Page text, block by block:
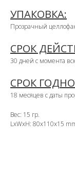
УПАКОВКА:
Прозрачный
СРОК
30 дней с момента
СРОК
18 месяцев с даты
Вес: 15 гр.
LxWxH: 80x110x15